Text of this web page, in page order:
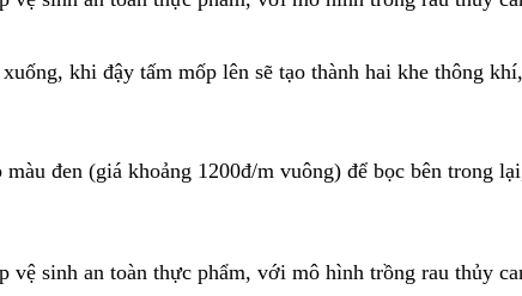
khi đậy tấm mốp lên sẽ tạo thành hai khe thông
đen (giá khoảng 1200đ/m vuông) để bọc bên trong